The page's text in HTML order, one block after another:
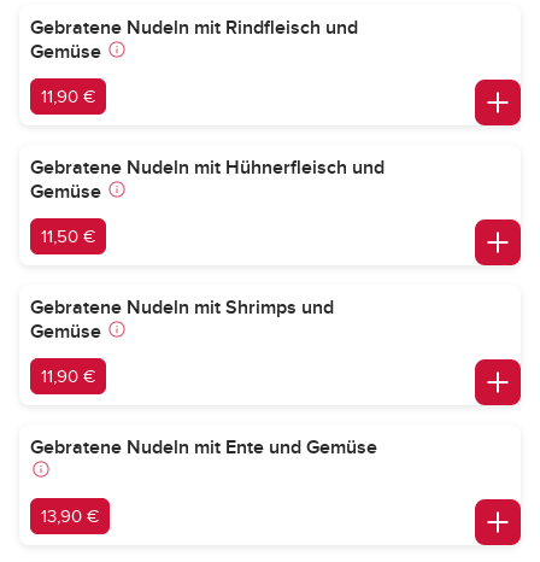
Gebratene Nudeln mit Rindfleisch und
Gemüse
11,90 €
Gebratene Nudeln mit Hühnerfleisch und
Gemüse
11,50 €
Gebratene Nudeln mit Shrimps und
Gemüse
11,90 €
Gebratene Nudeln mit Ente und Gemüse
13,90 €